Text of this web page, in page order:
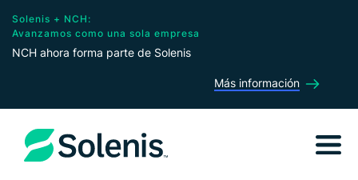
Solenis + NCH:
Avanzamos como una sola empresa
NCH ahora forma parte de Solenis
Más información